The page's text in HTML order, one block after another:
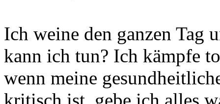
Ich weine den ganzen Tag
kann ich tun? Ich kämpfe
wenn meine